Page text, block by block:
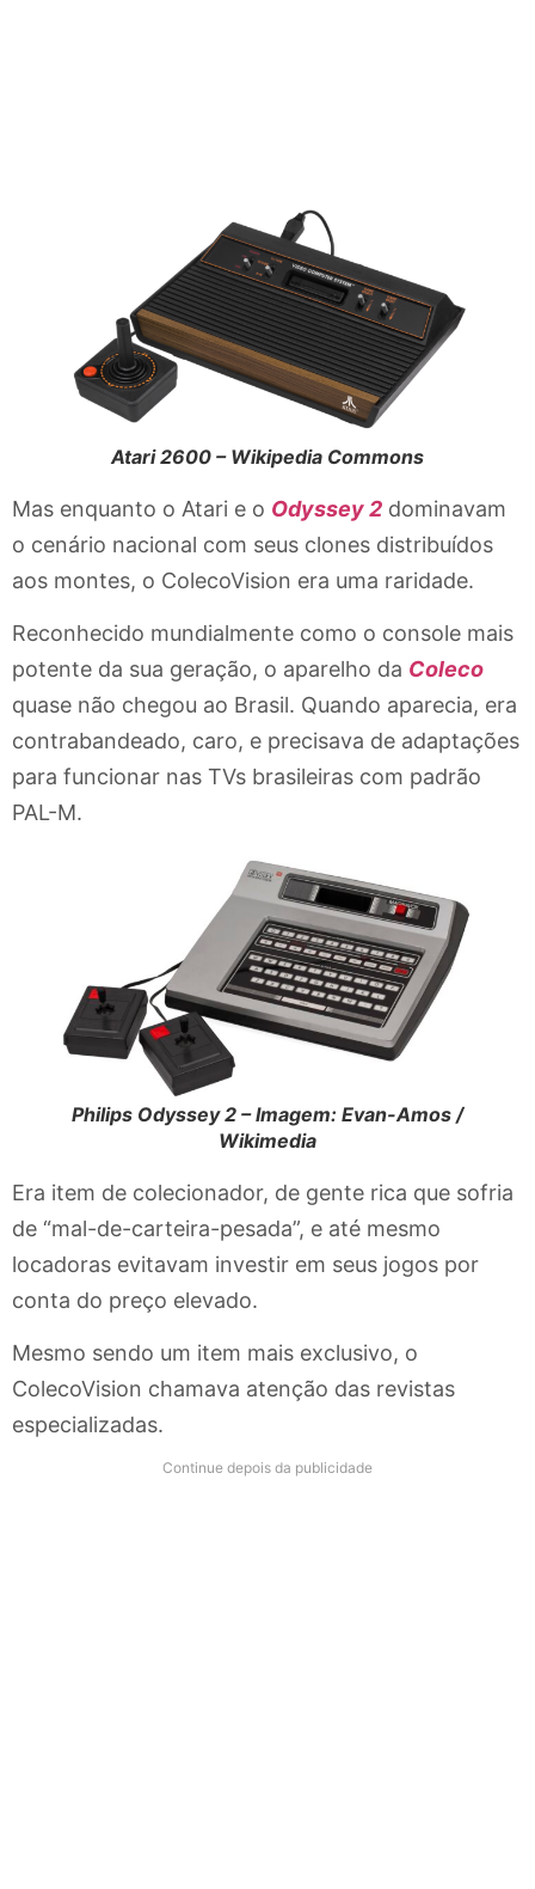
Atari 2600 – Wikipedia Commons
Mas enquanto o Atari e o Odyssey 2 dominavam
o cenário nacional com seus clones distribuídos
aos montes, o ColecoVision era uma raridade.
Reconhecido mundialmente como o console mais
potente da sua geração, o aparelho da Coleco
quase não chegou ao Brasil. Quando aparecia, era
contrabandeado, caro, e precisava de adaptações
para funcionar nas TVs brasileiras com padrão
PAL-M.
Philips Odyssey 2 – Imagem: Evan-Amos /
Wikimedia
Era item de colecionador, de gente rica que sofria
de “mal-de-carteira-pesada”, e até mesmo
locadoras evitavam investir em seus jogos por
conta do preço elevado.
Mesmo sendo um item mais exclusivo, o
ColecoVision chamava atenção das revistas
especializadas.
Continue depois da publicidade